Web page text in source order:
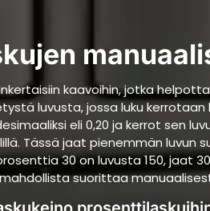
kaavoihin, jotka
luvusta, jossa luku
eli 0,20 ja kerrot sen
Tässä jaat pienemmän luvun
30 on luvusta 150, jaat 30
suorittaa